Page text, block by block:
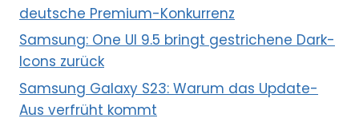
deutsche Premium-Konkurrenz
Samsung: One UI 9.5 bringt gestrichene Dark-
Icons zurück
Samsung Galaxy S23: Warum das Update-
Aus verfrüht kommt